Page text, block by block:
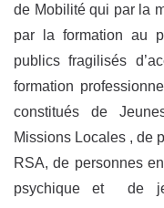
de Mobilité qui par la
par la formation au
publics fragilisés
formation
constitués de
Missions Locales , de
RSA, de personnes
psychique et de